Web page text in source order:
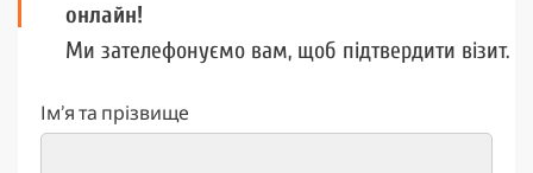
онлайн!
Ми зателефонуємо вам, щоб підтвердити візит.
Ім’я та прізвище